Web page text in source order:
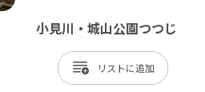
小見川・城山公園つつじ
リスト